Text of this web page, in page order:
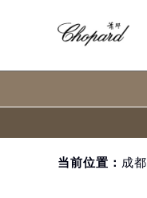
当前位置： 成